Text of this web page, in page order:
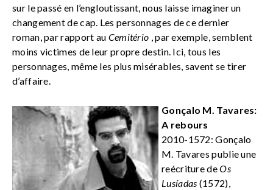
sur le passé en l’engloutissant, nous laisse imaginer un
changement de cap. Les personnages de ce dernier
roman, par rapport au Cemitério , par exemple, semblent
moins victimes de leur propre destin. Ici, tous les
personnages, même les plus misérables, savent se tirer
d’affaire.
Gonçalo M. Tavares:
A rebours
2010-1572: Gonçalo
M. Tavares publie une
reécriture deOs
Lusíadas (1572),